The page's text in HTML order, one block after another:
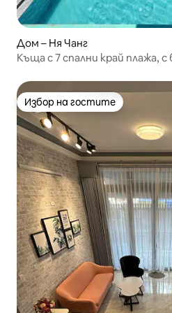
Дом – Ня Чанг
Къща с 7 спални край плажа,
Избор на гостите
Избор на гостите